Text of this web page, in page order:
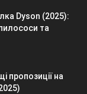
Dyson (2025):
та
пропозиції на